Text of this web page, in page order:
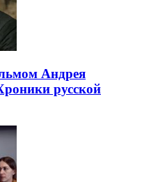
Андрея
русской